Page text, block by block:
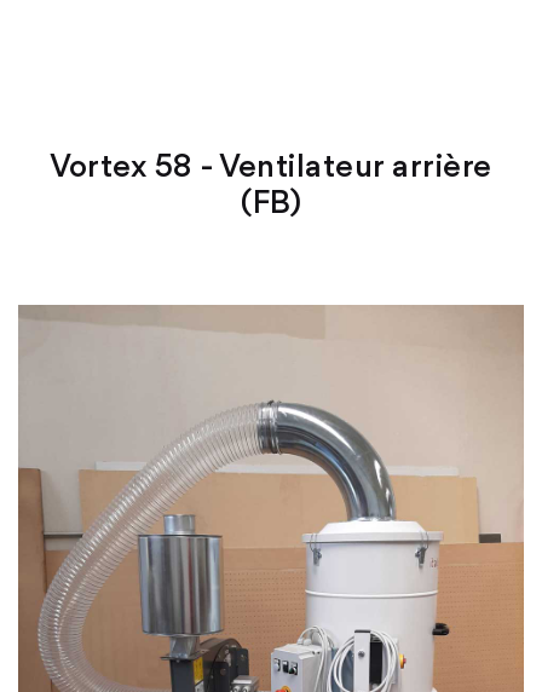
Vortex 58 - Ventilateur arrière
(FB)